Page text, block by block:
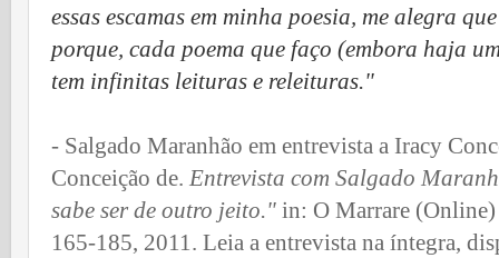
essas escamas em minha poesia, me alegra
porque, cada poema que faço (embora haja
tem infinitas leituras e releituras."
- Salgado Maranhão em entrevista a Iracy
Conceição de. Entrevista com Salgado
sabe ser de outro jeito." in: O Marrare
165-185, 2011. Leia a entrevista na íntegra,